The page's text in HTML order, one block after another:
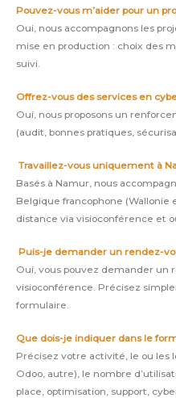
Pouvez-vous m’aider pour un
Oui, nous accompagnons les
mise en production : choix des
suivi.
Offrez-vous des services en
Oui, nous proposons un
(audit, bonnes pratiques,
Travaillez-vous uniquement à
Basés à Namur, nous
Belgique francophone (Wallonie
distance via visioconférence et
Puis-je demander un rendez-
Oui, vous pouvez demander un
visioconférence. Précisez
formulaire.
Que dois-je indiquer dans le
Précisez votre activité, le ou les
Odoo, autre), le nombre
place, optimisation, support,